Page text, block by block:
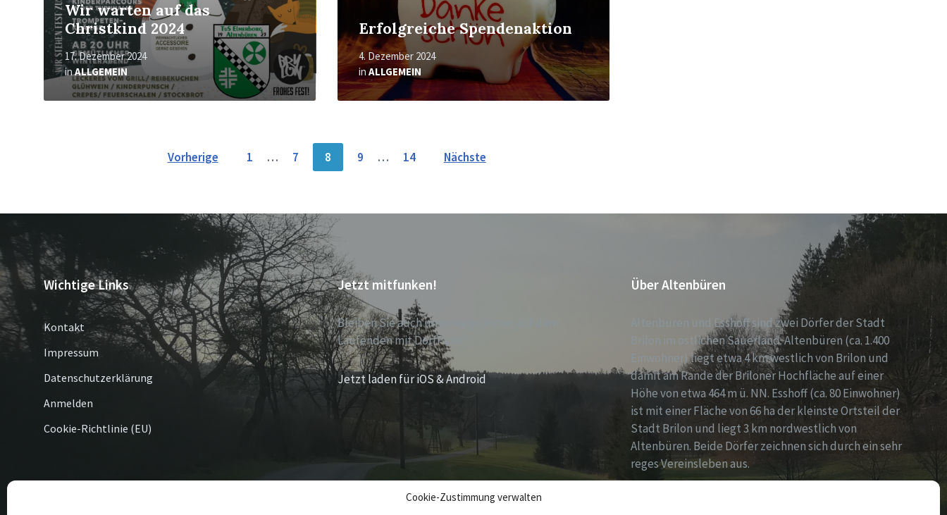
Cookie-Zustimmung verwalten
Wir warten auf das
Christkind 2024
17. Dezember 2024
inALLGEMEIN
Erfolgreiche Spendenaktion
4. Dezember 2024
in ALLGEMEIN
Seitennummerierung
Beiträge
Vorherige 1 … 7 8 9 … 14 Nächste
Wichtige Links
Kontakt
Impressum
Datenschutzerklärung
Anmelden
Cookie-Richtlinie (EU)
Jetzt mitfunken!
Bleiben Sie auch unterwegs immer auf dem
Laufenden mit DorfFunk!
Jetzt laden für iOS & Android
Über Altenbüren
Altenbüren und Esshoff sind zwei Dörfer der Stadt
Brilon im östlichen Sauerland. Altenbüren (ca. 1.400
Einwohner) liegt etwa 4 km westlich von Brilon und
damit am Rande der Briloner Hochfläche auf einer
Höhe von etwa 464 m ü. NN. Esshoff (ca. 80 Einwohner)
ist mit einer Fläche von 66 ha der kleinste Ortsteil der
Stadt Brilon und liegt 3 km nordwestlich von
Altenbüren. Beide Dörfer zeichnen sich durch ein sehr
reges Vereinsleben aus.